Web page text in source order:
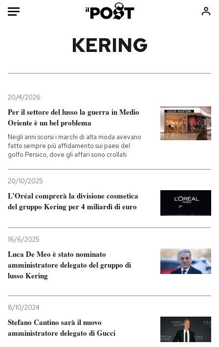
Mondo
Politica
Tecnologia
Internet
Scienza
Economia
Sport
Consumismi
Ok Boomer!
Media
Mondiali calcio 2026
PODCAST
NEWSLETTER
I MIEI PREFERITI
SHOP
KERING
20/4/2026
Per il settore del lusso la guerra in Medio
Oriente è un bel problema
Negli anni scorsi i marchi di alta moda avevano
fatto sempre più affidamento sui paesi del
golfo Persico, dove gli affari sono crollati
20/10/2025
L’Oréal comprerà la divisione cosmetica
del gruppo Kering per 4 miliardi di euro
16/6/2025
Luca De Meo è stato nominato
amministratore delegato del gruppo di
lusso Kering
8/10/2024
Stefano Cantino sarà il nuovo
amministratore delegato di Gucci